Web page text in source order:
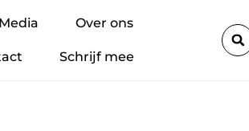
de Folie techniek verhogen
Over ons
Schrijf mee